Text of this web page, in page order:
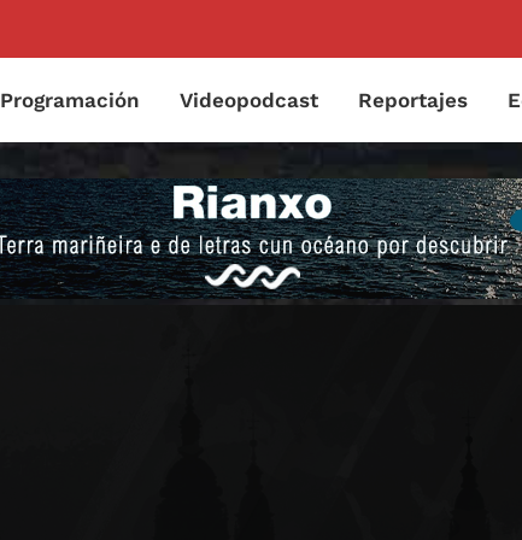
Programación Videopodcast Reportajes